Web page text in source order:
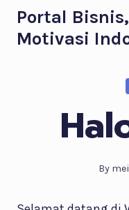
Skip
content
Portal
Motivasi
By